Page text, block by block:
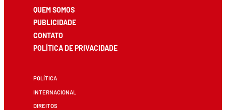
QUEM SOMOS
PUBLICIDADE
CONTATO
POLÍTICA DE PRIVACIDADE
POLÍTICA
INTERNACIONAL
DIREITOS